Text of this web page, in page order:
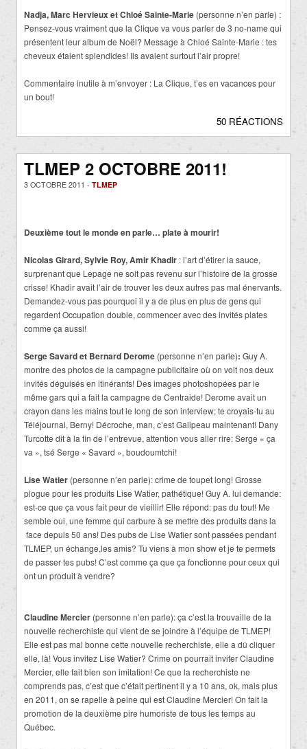
Nadja, Marc Hervieux et Chloé Sainte-Marie (personne n’en parle) :
Pensez-vous vraiment que la Clique va vous parler de 3 no-name qui
présentent leur album de Noël? Message à Chloé Sainte-Marie : tes
cheveux étaient splendides! Ils avaient surtout l’air propre!
Commentaire inutile à m’envoyer : La Clique, t’es en vacances pour
un bout!
50 RÉACTIONS
TLMEP 2 OCTOBRE 2011!
3 OCTOBRE 2011 - TLMEP
Deuxième tout le monde en parle… plate à mourir!
Nicolas Girard, Sylvie Roy, Amir Khadir : l’art d’étirer la sauce,
surprenant que Lepage ne soit pas revenu sur l’histoire de la grosse
crisse! Khadir avait l’air de trouver les deux autres pas mal énervants.
Demandez-vous pas pourquoi il y a de plus en plus de gens qui
regardent Occupation double, commencer avec des invités plates
comme ça aussi!
Serge Savard et Bernard Derome (personne n’en parle): Guy A.
montre des photos de la campagne publicitaire où on voit nos deux
invités déguisés en itinérants! Des images photoshopées par le
même gars qui a fait la campagne de Centraide! Derome avait un
crayon dans les mains tout le long de son interview; te croyais-tu au
Téléjournal, Berny! Décroche, man, c’est Galipeau maintenant! Dany
Turcotte dit à la fin de l’entrevue, attention vous aller rire: Serge « ça
va », tsé Serge « Savard », boudoumtchi!
Lise Watier (personne n’en parle): crime de toupet long! Grosse
plogue pour les produits Lise Watier, pathétique! Guy A. lui demande:
est-ce que ça vous fait peur de vieillir! Elle répond: pas du tout! Me
semble oui, une femme qui carbure à se mettre des produits dans la
face depuis 50 ans! Des pubs de Lise Watier sont passées pendant
TLMEP, un échange,les amis? Tu viens à mon show et je te permets
de passer tes pubs! C’est comme ça que ça fonctionne pour ceux qui
ont un produit à vendre?
Claudine Mercier (personne n’en parle): ça c’est la trouvaille de la
nouvelle recherchiste qui vient de se joindre à l’équipe de TLMEP!
Elle est pas mal bonne cette nouvelle recherchiste, elle a dû cliquer
elle, là! Vous invitez Lise Watier? Crime on pourrait inviter Claudine
Mercier, elle fait bien son imitation! Ce que la recherchiste ne
comprends pas, c’est que c’était pertinent il y a 10 ans, ok, mais plus
en 2011, on se rapelle à peine qui est Claudine Mercier! On fait la
promotion de la deuxième pire humoriste de tous les temps au
Québec.